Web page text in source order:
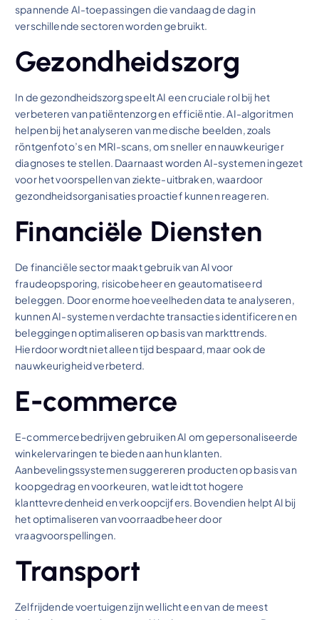
spannende AI-toepassingen die vandaag de dag in
verschillende sectoren worden gebruikt.
Gezondheidszorg
In de gezondheidszorg speelt AI een cruciale rol bij het
verbeteren van patiëntenzorg en efficiëntie. AI-algoritmen
helpen bij het analyseren van medische beelden, zoals
röntgenfoto’s en MRI-scans, om sneller en nauwkeuriger
diagnoses te stellen. Daarnaast worden AI-systemen ingezet
voor het voorspellen van ziekte-uitbraken, waardoor
gezondheidsorganisaties proactief kunnen reageren.
Financiële Diensten
De financiële sector maakt gebruik van AI voor
fraudeopsporing, risicobeheer en geautomatiseerd
beleggen. Door enorme hoeveelheden data te analyseren,
kunnen AI-systemen verdachte transacties identificeren en
beleggingen optimaliseren op basis van markttrends.
Hierdoor wordt niet alleen tijd bespaard, maar ook de
nauwkeurigheid verbeterd.
E-commerce
E-commercebedrijven gebruiken AI om gepersonaliseerde
winkelervaringen te bieden aan hun klanten.
Aanbevelingssystemen suggereren producten op basis van
koopgedrag en voorkeuren, wat leidt tot hogere
klanttevredenheid en verkoopcijfers. Bovendien helpt AI bij
het optimaliseren van voorraadbeheer door
vraagvoorspellingen.
Transport
Zelfrijdende voertuigen zijn wellicht een van de meest